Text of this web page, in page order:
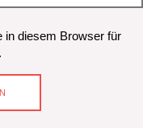
in diesem Browser für